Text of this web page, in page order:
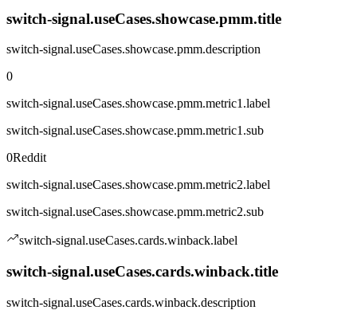
switch-signal.useCases.showcase.pmm.title
switch-signal.useCases.showcase.pmm.description
0
switch-signal.useCases.showcase.pmm.metric1.label
switch-signal.useCases.showcase.pmm.metric1.sub
0Reddit
switch-signal.useCases.showcase.pmm.metric2.label
switch-signal.useCases.showcase.pmm.metric2.sub
switch-signal.useCases.cards.winback.label
switch-signal.useCases.cards.winback.title
switch-signal.useCases.cards.winback.description